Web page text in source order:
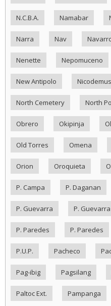
N.C.B.A. Namabar
Narra Nav
Nenette Nepomuceno
New Antipolo Nicodemus
North Cemetery North
Obrero Okipinja
Old Torres Omena
Orion Oroquieta
P. Campa P. Daganan
P. Guevarra P. Guevarra
P. Paredes P. Paredes
P.U.P. Pacheco
Pag-ibig Pagsilang
Paltoc Ext. Pampanga